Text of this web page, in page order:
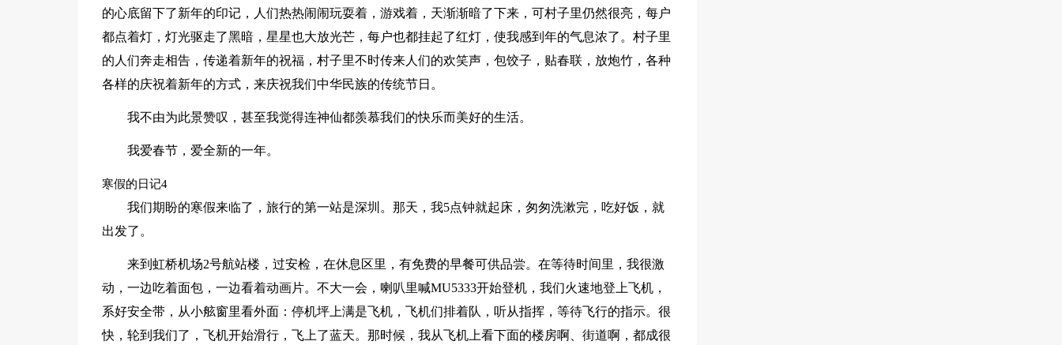
的心底留下了新年的印记，人们热热闹闹玩耍着，游戏着，天渐渐暗了下来，可村子里仍然很亮，每户
都点着灯，灯光驱走了黑暗，星星也大放光芒，每户也都挂起了红灯，使我感到年的气息浓了。村子里
的人们奔走相告，传递着新年的祝福，村子里不时传来人们的欢笑声，包饺子，贴春联，放炮竹，各种
各样的庆祝着新年的方式，来庆祝我们中华民族的传统节日。
我不由为此景赞叹，甚至我觉得连神仙都羡慕我们的快乐而美好的生活。
我爱春节，爱全新的一年。
寒假的日记4
我们期盼的寒假来临了，旅行的第一站是深圳。那天，我5点钟就起床，匆匆洗漱完，吃好饭，就
出发了。
来到虹桥机场2号航站楼，过安检，在休息区里，有免费的早餐可供品尝。在等待时间里，我很激
动，一边吃着面包，一边看着动画片。不大一会，喇叭里喊MU5333开始登机，我们火速地登上飞机，
系好安全带，从小舷窗里看外面：停机坪上满是飞机，飞机们排着队，听从指挥，等待飞行的指示。很
快，轮到我们了，飞机开始滑行，飞上了蓝天。那时候，我从飞机上看下面的楼房啊、街道啊，都成很